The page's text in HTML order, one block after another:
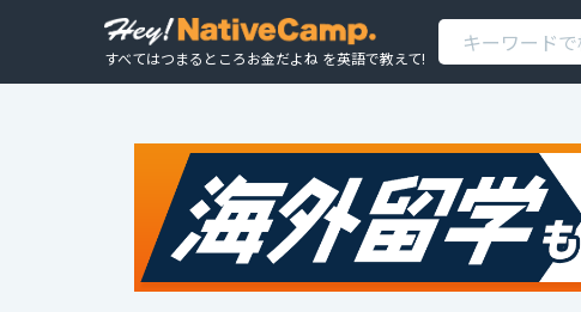
すべてはつまるところお金だよね を英語で教えて!